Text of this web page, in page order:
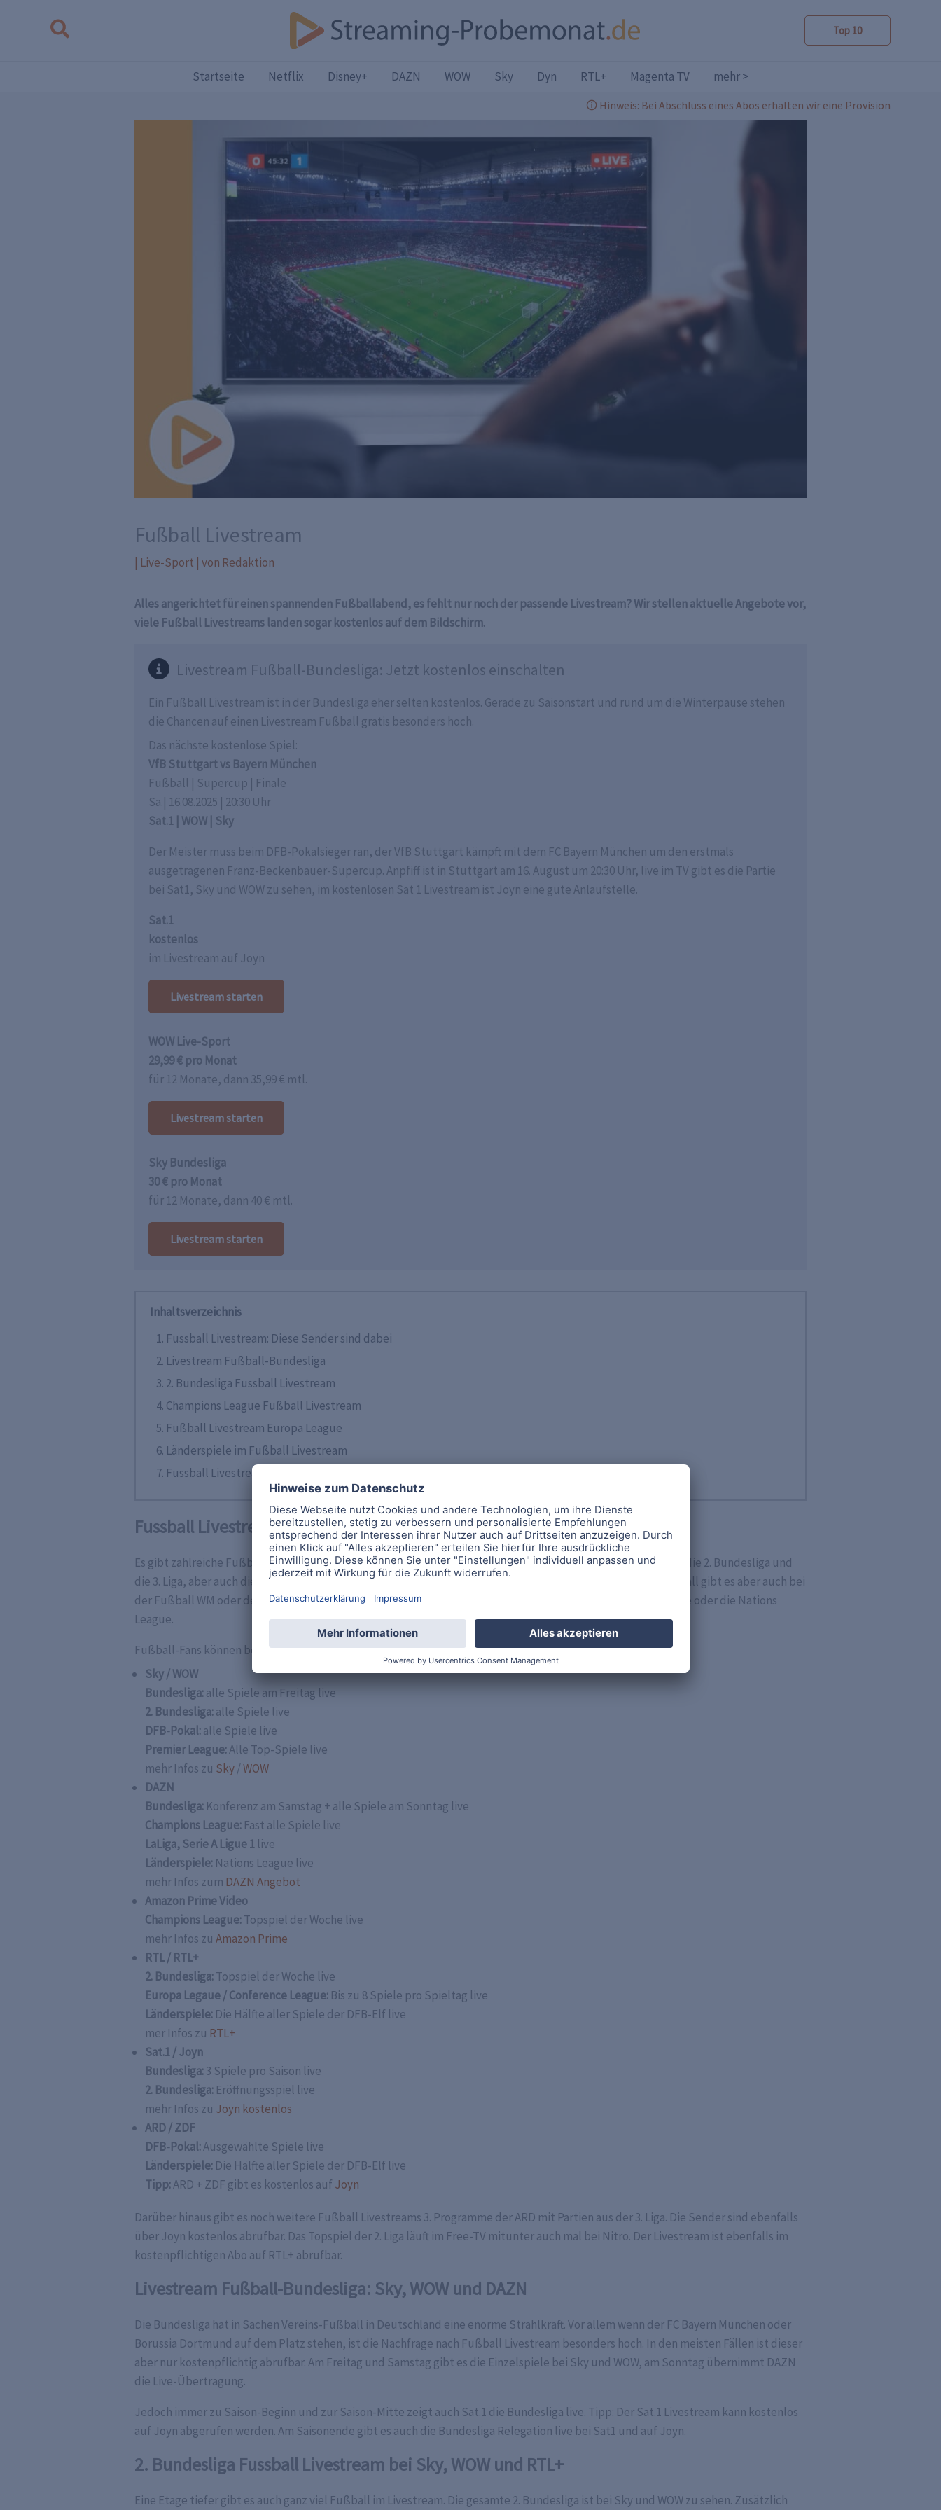
Suchen Top 10
Startseite Netflix Disney+ DAZN WOW Sky Dyn RTL+ Magenta TV mehr >
🛈 Hinweis: Bei Abschluss eines Abos erhalten wir eine Provision
Fußball Livestream
| Live-Sport | von Redaktion
Alles angerichtet für einen spannenden Fußballabend, es fehlt nur noch der passende Livestream? Wir stellen aktuelle Angebote vor,
viele Fußball Livestreams landen sogar kostenlos auf dem Bildschirm.
Livestream Fußball-Bundesliga: Jetzt kostenlos einschalten
Ein Fußball Livestream ist in der Bundesliga eher selten kostenlos. Gerade zu Saisonstart und rund um die Winterpause stehen
die Chancen auf einen Livestream Fußball gratis besonders hoch.
Das nächste kostenlose Spiel:
VfB Stuttgart vs Bayern München
Fußball | Supercup | Finale
Sa.| 16.08.2025 | 20:30 Uhr
Sat.1 | WOW | Sky
Der Meister muss beim DFB-Pokalsieger ran, der VfB Stuttgart kämpft mit dem FC Bayern München um den erstmals
ausgetragenen Franz-Beckenbauer-Supercup. Anpfiff ist in Stuttgart am 16. August um 20:30 Uhr, live im TV gibt es die Partie
bei Sat1, Sky und WOW zu sehen, im kostenlosen Sat 1 Livestream ist Joyn eine gute Anlaufstelle.
Sat.1
kostenlos
im Livestream auf Joyn
Livestream starten
WOW Live-Sport
29,99 € pro Monat
für 12 Monate, dann 35,99 € mtl.
Livestream starten
Sky Bundesliga
30 € pro Monat
für 12 Monate, dann 40 € mtl.
Livestream starten
Inhaltsverzeichnis
Fussball Livestream: Diese Sender sind dabei
Livestream Fußball-Bundesliga
2. Bundesliga Fussball Livestream
Champions League Fußball Livestream
Fußball Livestream Europa League
Länderspiele im Fußball Livestream
Fussball Livestream kostenlos
Fussball Livestream: Diese Streaming Dienste sind dabei
Es gibt zahlreiche Fußball-Wettbewerbe, deren Spiele live gestreamt werden. Mit dabei sind die Bundesliga, die 2. Bundesliga und
die 3. Liga, aber auch die Champions League, die Europa League oder die Conference League. Livestream Fußball gibt es aber auch bei
der Fußball WM oder der Fußball. Zwischen den großen Turnieren warten zudem noch die Qualifikationsspiele oder die Nations
League.
Fußball-Fans können bei folgenden Streaming Diensten Fußball livestreamen
Sky / WOW
Bundesliga:alle Spiele am Freitag live
2. Bundesliga:alle Spiele live
DFB-Pokal:alle Spiele live
Premier League:Alle Top-Spiele live
mehr Infos zu Sky/WOW
DAZN
Bundesliga:Konferenz am Samstag + alle Spiele am Sonntag live
Champions League: Fast alle Spiele live
LaLiga, Serie A Ligue 1live
Länderspiele:Nations League live
mehr Infos zum DAZN Angebot
Amazon Prime Video
Champions League:Topspiel der Woche live
mehr Infos zu Amazon Prime
RTL / RTL+
2. Bundesliga:Topspiel der Woche live
Europa Legaue / Conference League:Bis zu 8 Spiele pro Spieltag live
Länderspiele:Die Hälfte aller Spiele der DFB-Elf live
mer Infos zu RTL+
Sat.1 / Joyn
Bundesliga:3 Spiele pro Saison live
2. Bundesliga:Eröffnungsspiel live
mehr Infos zu Joyn kostenlos
ARD / ZDF
DFB-Pokal:Ausgewählte Spiele live
Länderspiele:Die Hälfte aller Spiele der DFB-Elf live
Tipp:ARD + ZDF gibt es kostenlos auf Joyn
Darüber hinaus gibt es noch weitere Fußball Livestreams 3. Programme der ARD mit Partien aus der 3. Liga. Die Sender sind ebenfalls
über Joyn kostenlos abrufbar. Das Topspiel der 2. Liga läuft im Free-TV mitunter auch mal bei Nitro. Der Livestream ist ebenfalls im
kostenpflichtigen Abo auf RTL+ abrufbar.
Livestream Fußball-Bundesliga: Sky, WOW und DAZN
Die Bundesliga hat in Sachen Vereins-Fußball in Deutschland eine enorme Strahlkraft. Vor allem wenn der FC Bayern München oder
Borussia Dortmund auf dem Platz stehen, ist die Nachfrage nach Fußball Livestream besonders hoch. In den meisten Fällen ist dieser
aber nur kostenpflichtig abrufbar. Am Freitag und Samstag gibt es die Einzelspiele bei Sky und WOW, am Sonntag übernimmt DAZN
die Live-Übertragung.
Jedoch immer zu Saison-Beginn und zur Saison-Mitte zeigt auch Sat.1 die Bundesliga live. Tipp: Der Sat.1 Livestream kann kostenlos
auf Joyn abgerufen werden. Am Saisonende gibt es auch die Bundesliga Relegation live bei Sat1 und auf Joyn.
2. Bundesliga Fussball Livestream bei Sky, WOW und RTL+
Eine Etage tiefer gibt es auch ganz viel Fußball im Livestream. Die gesamte 2. Bundesliga ist bei Sky und WOW zu sehen. Zusätzlich